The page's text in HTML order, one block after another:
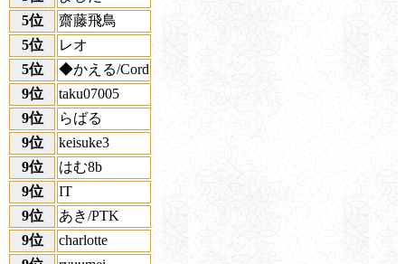
5位
齋藤飛鳥
5位
レオ
5位
◆かえる/Cord
9位
taku07005
9位
らばる
9位
keisuke3
9位
はむ8b
9位
IT
9位
あき/PTK
9位
charlotte